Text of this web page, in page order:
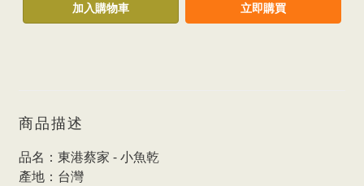
加入購物車 立即購買
商品描述
品名：東港蔡家 - 小魚乾
產地：台灣